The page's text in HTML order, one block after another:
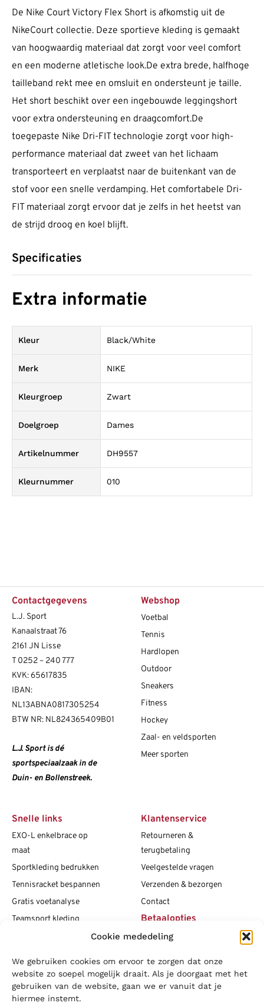
Cookie mededeling
We gebruiken cookies om ervoor te zorgen dat onze
website zo soepel mogelijk draait. Als je doorgaat met het
gebruiken van de website, gaan we er vanuit dat je
hiermee instemt.
De Nike Court Victory Flex Short is afkomstig uit de
NikeCourt collectie. Deze sportieve kleding is gemaakt
van hoogwaardig materiaal dat zorgt voor veel comfort
en een moderne atletische look.De extra brede, halfhoge
tailleband rekt mee en omsluit en ondersteunt je taille.
Het short beschikt over een ingebouwde leggingshort
voor extra ondersteuning en draagcomfort.De
toegepaste Nike Dri-FIT technologie zorgt voor high-
performance materiaal dat zweet van het lichaam
transporteert en verplaatst naar de buitenkant van de
stof voor een snelle verdamping. Het comfortabele Dri-
FIT materiaal zorgt ervoor dat je zelfs in het heetst van
de strijd droog en koel blijft.
Specificaties
Extra informatie
Kleur Black/White
Merk NIKE
Kleurgroep Zwart
Doelgroep Dames
Artikelnummer DH9557
Kleurnummer 010
Contactgegevens
L.J. Sport
Kanaalstraat 76
2161 JN Lisse
T0252 – 240 777
KVK: 65617835
IBAN:
NL13ABNA0817305254
BTW NR: NL824365409B01
L.J. Sport is dé
sportspeciaalzaak in de
Duin- en Bollenstreek.
Webshop
Voetbal
Tennis
Hardlopen
Outdoor
Sneakers
Fitness
Hockey
Zaal- en veldsporten
Meer sporten
Snelle links
EXO-L enkelbrace op
maat
Sportkleding bedrukken
Tennisracket bespannen
Gratis voetanalyse
Teamsport kleding
Vacatures
Blogs
Klantenservice
Retourneren &
terugbetaling
Veelgestelde vragen
Verzenden & bezorgen
Contact
Betaalopties
Social media